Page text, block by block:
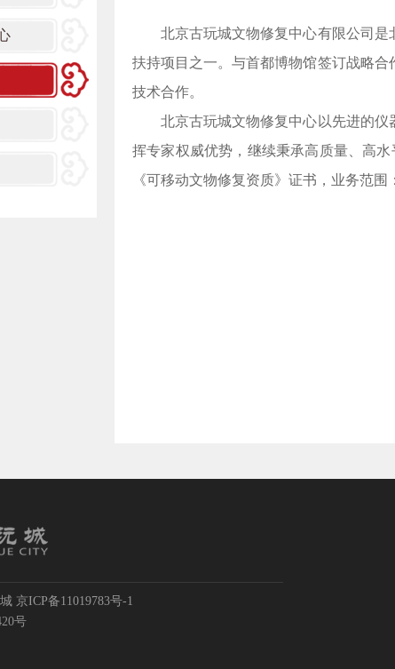
北京古玩城文物修复中心有限公司是
扶持项目之一。与首都博物馆签订战略
技术合作。
北京古玩城文物修复中心以先进的仪
挥专家权威优势，继续秉承高质量、高
《可移动文物修复资质》证书，业务范
京ICP备11019783号-1
号